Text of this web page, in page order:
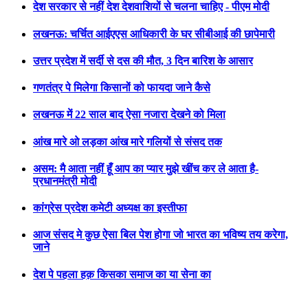
देश सरकार से नहीं देश देशवाशियों से चलना चाहिए - पीएम मोदी
लखनऊ: चर्चित आईएएस आधिकारी के घर सीबीआई की छापेमारी
उत्तर प्रदेश में सर्दी से दस की मौत, 3 दिन बारिश के आसार
गणतंत्र पे मिलेगा किसानों को फायदा जाने कैसे
लखनऊ में 22 साल बाद ऐसा नजारा देखने को मिला
आंख मारे ओ लड़का आंख मारे गलियों से संसद तक
असम: मै आता नहीं हूँ आप का प्यार मुझे खींच कर ले आता है-
प्रधानमंत्री मोदी
कांग्रेस प्रदेश कमेटी अध्यक्ष का इस्तीफा
आज संसद मे कुछ ऐसा बिल पेश होगा जो भारत का भविष्य तय करेगा,
जाने
देश पे पहला हक़ किसका समाज का या सेना का